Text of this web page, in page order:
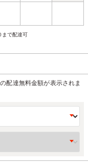
まで配達可
配達無料金額が表示されま